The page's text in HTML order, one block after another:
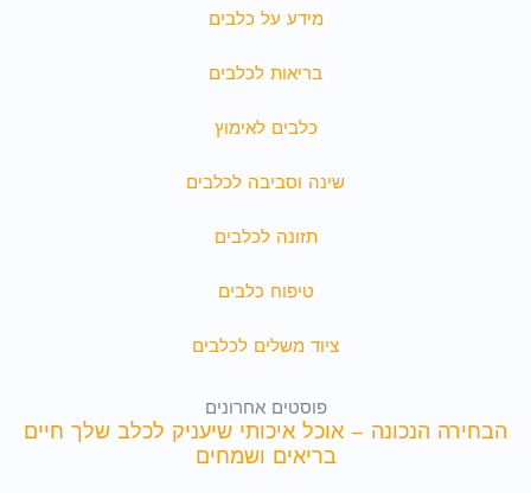
מידע על כלבים
בריאות לכלבים
כלבים לאימוץ
שינה וסביבה לכלבים
תזונה לכלבים
טיפוח כלבים
ציוד משלים לכלבים
פוסטים אחרונים
הבחירה הנכונה – אוכל איכותי שיעניק לכלב שלך חיים
בריאים ושמחים